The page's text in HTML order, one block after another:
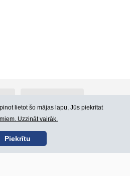
Lietošanas noteikumi
lietot šo mājas lapu, Jūs piekrītat
Uzzināt vairāk.
Piekrītu